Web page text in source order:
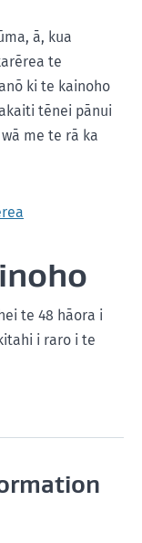
ā, kua
te
ki te kainoho
tēnei pānui
me te rā ka
te 48 hāora i
i raro i te